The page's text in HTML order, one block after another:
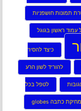
תמונות חושפניות
ראשון בגוגל
כיצד להסיר
להוריד לשון הרע
לטפל בכל
מחיקת כתבה globes